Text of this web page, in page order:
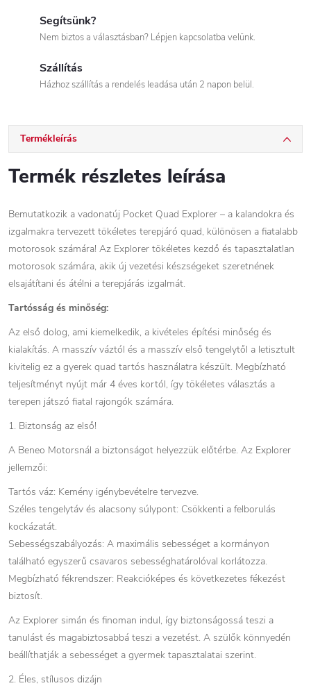
Segítsünk?
Nem biztos a választásban? Lépjen kapcsolatba velünk.
Szállítás
Házhoz szállítás a rendelés leadása után 2 napon belül.
Termékleírás
Termék részletes leírása
Bemutatkozik a vadonatúj Pocket Quad Explorer – a kalandokra és
izgalmakra tervezett tökéletes terepjáró quad, különösen a fiatalabb
motorosok számára! Az Explorer tökéletes kezdő és tapasztalatlan
motorosok számára, akik új vezetési készségeket szeretnének
elsajátítani és átélni a terepjárás izgalmát.
Tartósság és minőség:
Az első dolog, ami kiemelkedik, a kivételes építési minőség és
kialakítás. A masszív váztól és a masszív első tengelytől a letisztult
kivitelig ez a gyerek quad tartós használatra készült. Megbízható
teljesítményt nyújt már 4 éves kortól, így tökéletes választás a
terepen játszó fiatal rajongók számára.
1. Biztonság az első!
A Beneo Motorsnál a biztonságot helyezzük előtérbe. Az Explorer
jellemzői:
Tartós váz: Kemény igénybevételre tervezve.
Széles tengelytáv és alacsony súlypont: Csökkenti a felborulás
kockázatát.
Sebességszabályozás: A maximális sebességet a kormányon
található egyszerű csavaros sebességhatárolóval korlátozza.
Megbízható fékrendszer: Reakcióképes és következetes fékezést
biztosít.
Az Explorer simán és finoman indul, így biztonságossá teszi a
tanulást és magabiztosabbá teszi a vezetést. A szülők könnyedén
beállíthatják a sebességet a gyermek tapasztalatai szerint.
2. Éles, stílusos dizájn